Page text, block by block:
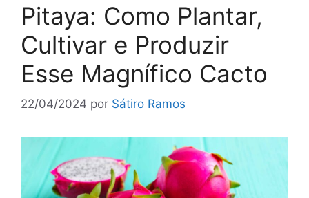
Pitaya: Como Plantar,
Cultivar e Produzir
Esse Magnífico Cacto
22/04/2024 por Sátiro Ramos